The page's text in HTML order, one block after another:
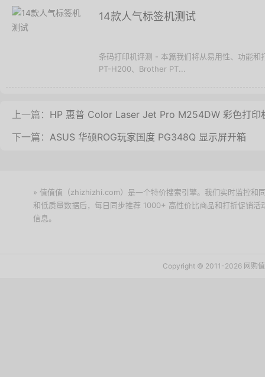
14款人气标签机测试
条码打印机评测 - 本篇我们将从易用性、功能
PT-H200、Brother PT...
上一篇： HP 惠普 Color Laser Jet Pro M254DW 彩色打印
下一篇： ASUS 华硕ROG玩家国度 PG348Q 显示屏开箱
» 值值值（zhizhizhi.com）是一个特价搜索引擎。我们实时监控和
和低质量数据后，每日同步推荐 1000+ 高性价比商品和打折促销
信息。
Copyright © 2011-2026 网购